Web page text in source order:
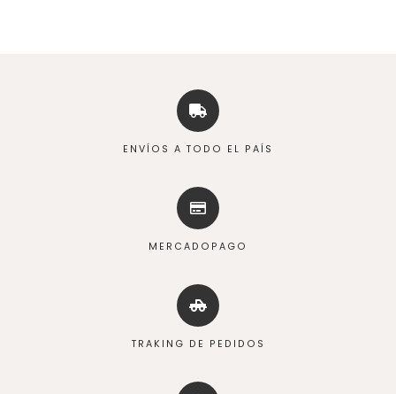
ENVÍOS A TODO EL PAÍS
MERCADOPAGO
TRAKING DE PEDIDOS